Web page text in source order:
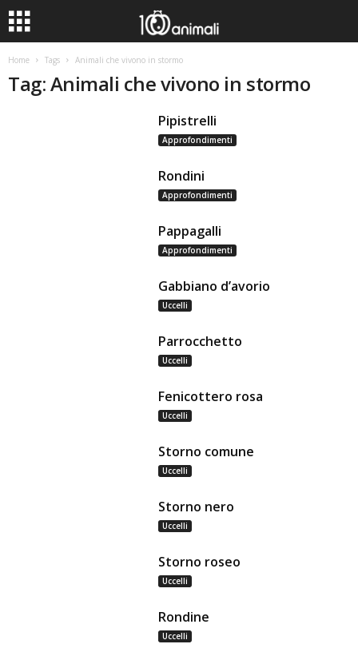
Home Tags Animali che vivono in stormo
Tag: Animali che vivono in stormo
Pipistrelli
Approfondimenti
Rondini
Approfondimenti
Pappagalli
Approfondimenti
Gabbiano d’avorio
Uccelli
Parrocchetto
Uccelli
Fenicottero rosa
Uccelli
Storno comune
Uccelli
Storno nero
Uccelli
Storno roseo
Uccelli
Rondine
Uccelli